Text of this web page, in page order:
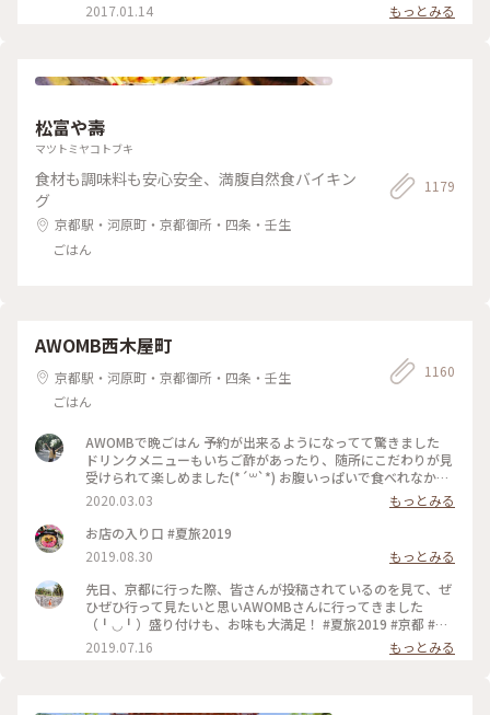
2017.01.14
もっとみる
松富や壽
マツトミヤコトブキ
食材も調味料も安心安全、満腹自然食バイキン
グ
京都駅・河原町・京都御所・四条・壬生
ごはん
1179
AWOMB西木屋町
京都駅・河原町・京都御所・四条・壬生
ごはん
1160
AWOMBで晩ごはん 予約が出来るようになってて驚きました
ドリンクメニューもいちご酢があったり、随所にこだわりが見
受けられて楽しめました(*´꒳`*) お腹いっぱいで食べれなかっ
たデザートは次のお楽しみですー♡ #春の訪れ #女子旅 #いち
ご #手織り寿司
2020.03.03
もっとみる
お店の入り口 #夏旅2019
2019.08.30
もっとみる
先日、京都に行った際、皆さんが投稿されているのを見て、ぜ
ひぜひ行って見たいと思いAWOMBさんに行ってきました
（╹◡╹）盛り付けも、お味も大満足！ #夏旅2019 #京都 #五
条 #AWOMB
2019.07.16 もっとみる